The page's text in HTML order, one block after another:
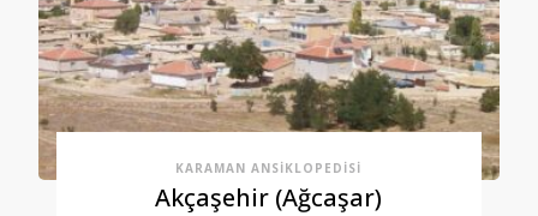
KARAMAN ANSIKLOPEDISI
Akçaşehir (Ağcaşar)